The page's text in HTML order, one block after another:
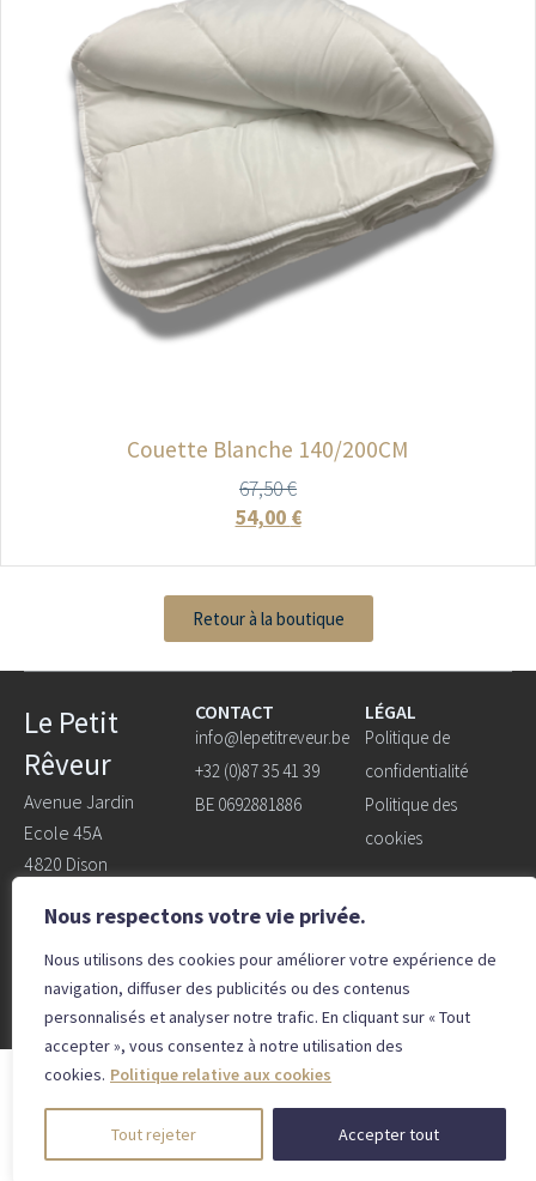
Nous respectons votre vie privée.
Nous utilisons des cookies pour améliorer votre expérience de
navigation, diffuser des publicités ou des contenus
personnalisés et analyser notre trafic. En cliquant sur « Tout
accepter », vous consentez à notre utilisation des
cookies. Politique relative aux cookies
Tout rejeter Accepter tout
Couette Blanche 140/200CM
67,50€
54,00 €
Retour à la boutique
Le Petit
Rêveur
Avenue Jardin
Ecole 45A
4820 Dison
Ouvert du lundi au
CONTACT
info@lepetitreveur.be
+32 (0)87 35 41 39
BE 0692881886
LÉGAL
Politique de
confidentialité
Politique des
cookies
– Bluebook